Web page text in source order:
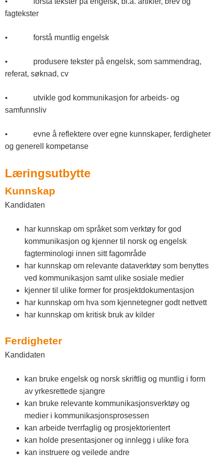
fagtekster
• forstå muntlig engelsk
• produsere tekster på engelsk, som sammendrag,
referat, søknad, cv
• utvikle god kommunikasjon for arbeids- og
samfunnsliv
• evne å reflektere over egne kunnskaper, ferdigheter
og generell kompetanse
Læringsutbytte
Kunnskap
Kandidaten
har kunnskap om språket som verktøy for god
kommunikasjon og kjenner til norsk og engelsk
fagterminologi innen sitt fagområde
har kunnskap om relevante dataverktøy som benyttes
ved kommunikasjon samt ulike sosiale medier
kjenner til ulike former for prosjektdokumentasjon
har kunnskap om hva som kjennetegner godt nettvett
har kunnskap om kritisk bruk av kilder
Ferdigheter
Kandidaten
kan bruke engelsk og norsk skriftlig og muntlig i form
av yrkesrettede sjangre
kan bruke relevante kommunikasjonsverktøy og
medier i kommunikasjonsprosessen
kan arbeide tverrfaglig og prosjektorientert
kan holde presentasjoner og innlegg i ulike fora
kan instruere og veilede andre